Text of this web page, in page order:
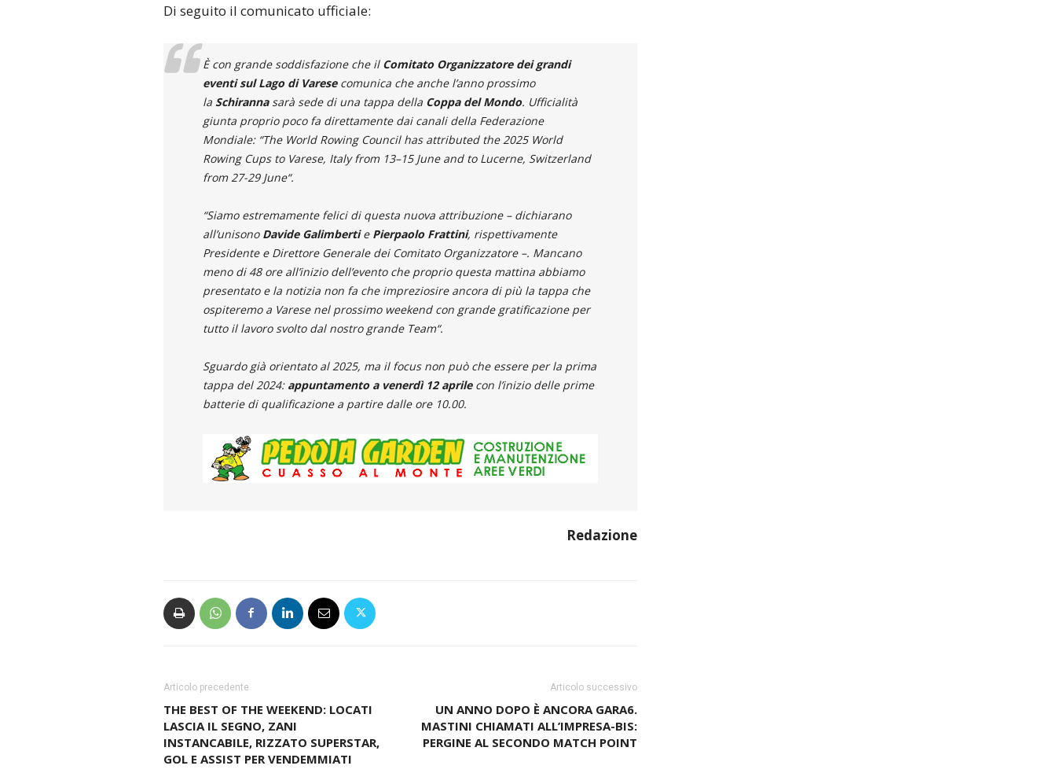
Di seguito il comunicato ufficiale:
È con grande soddisfazione che il Comitato Organizzatore dei grandi
eventi sul Lago di Varesecomunica che anche l’anno prossimo
la Schirannasarà sede di una tappa della Coppa del Mondo. Ufficialità
giunta proprio poco fa direttamente dai canali della Federazione
Mondiale: “The World Rowing Council has attributed the 2025 World
Rowing Cups to Varese, Italy from 13–15 June and to Lucerne, Switzerland
from 27-29 June“.
“Siamo estremamente felici di questa nuova attribuzione– dichiarano
all’unisono Davide Galimbertie Pierpaolo Frattini, rispettivamente
Presidente e Direttore Generale dei Comitato Organizzatore –. Mancano
meno di 48 ore all’inizio dell’evento che proprio questa mattina abbiamo
presentato e la notizia non fa che impreziosire ancora di più la tappa che
ospiteremo a Varese nel prossimo weekend con grande gratificazione per
tutto il lavoro svolto dal nostro grande Team“.
Sguardo già orientato al 2025, ma il focus non può che essere per la prima
tappa del 2024: appuntamento a venerdì 12 aprilecon l’inizio delle prime
batterie di qualificazione a partire dalle ore 10.00.
Redazione
Articolo precedente
THE BEST OF THE WEEKEND: LOCATI
LASCIA IL SEGNO, ZANI
INSTANCABILE, RIZZATO SUPERSTAR,
GOL E ASSIST PER VENDEMMIATI
Articolo successivo
UN ANNO DOPO È ANCORA GARA6.
MASTINI CHIAMATI ALL’IMPRESA-BIS:
PERGINE AL SECONDO MATCH POINT